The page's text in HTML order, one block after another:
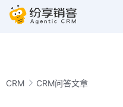
CRM CRM问答文章